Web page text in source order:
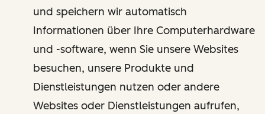
und speichern wir automatisch
Informationen über Ihre Computerhardware
und -software, wenn Sie unsere Websites
besuchen, unsere Produkte und
Dienstleistungen nutzen oder andere
Websites oder Dienstleistungen aufrufen,